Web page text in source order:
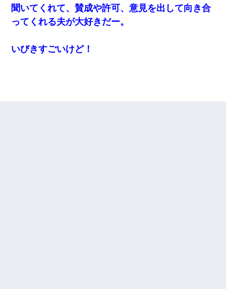
聞いてくれて、賛成や許可、意見を出して向き合
ってくれる夫が大好きだー。
いびきすごいけど！